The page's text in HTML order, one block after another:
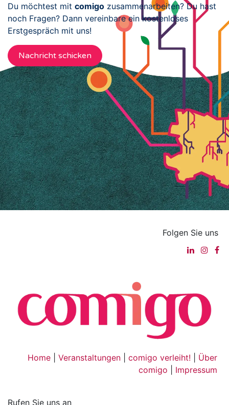
Du möchtest mit comigo zusammenarbeiten? Du hast
noch Fragen? Dann vereinbare ein kostenloses
Erstgespräch mit uns!
Nachricht schicken
Folgen Sie uns
Home Veranstaltungen comigo verleiht!
Über
comigo
Impressum
Rufen Sie uns an